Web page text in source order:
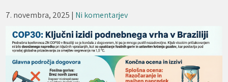
7. novembra, 2025 | Ni komentarjev